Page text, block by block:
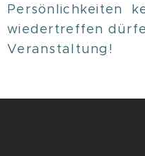
Persönlichkeiten
wiedertreffen
Veranstaltung!